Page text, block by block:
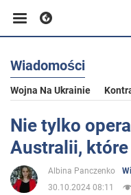
Biznes
Sport
Rozrywka
Wiadomości
Wojna Na Ukrainie
Nie tylko
Australii,
Albina Panczenko
30.10.2024 08:11